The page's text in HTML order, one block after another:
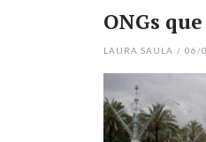
ONGs
LAURA SAULA / 06/